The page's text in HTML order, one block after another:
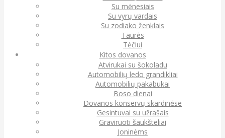
Su mėnesiais
Su vyrų vardais
Su zodiako ženklais
Taurės
Tėčiui
Kitos dovanos
Atvirukai su šokoladu
Automobilių ledo grandikliai
Automobilių pakabukai
Boso dienai
Dovanos konservų skardinėse
Gesintuvai su užrašais
Graviruoti šaukšteliai
Joninėms